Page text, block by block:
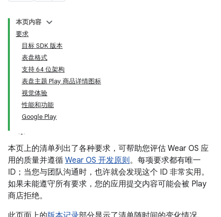
本页内容
要求
目标 SDK 版本
表盘格式
支持 64 位架构
表盘主题 Play 商品详情图标
视觉体验
性能和功能
Google Play
本页上的清单列出了各种要求，可帮助您评估 Wear OS 应
用的质量并遵循 Wear OS 开发原则。每项要求都有唯一
ID；当您与团队沟通时，也许就会发现这个 ID 非常实用。
如果未能遵守所有要求，您的应用提交内容可能会被 Play
商店拒绝。